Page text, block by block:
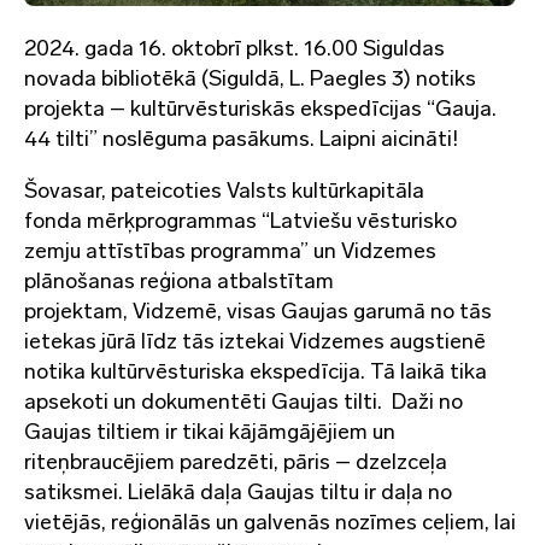
2024. gada 16. oktobrī plkst. 16.00 Siguldas
novada bibliotēkā (Siguldā, L. Paegles 3) notiks
projekta – kultūrvēsturiskās ekspedīcijas “Gauja.
44 tilti” noslēguma pasākums. Laipni aicināti!
Šovasar, pateicoties Valsts kultūrkapitāla
fonda mērķprogrammas “Latviešu vēsturisko
zemju attīstības programma” un Vidzemes
plānošanas reģiona atbalstītam
projektam, Vidzemē, visas Gaujas garumā no tās
ietekas jūrā līdz tās iztekai Vidzemes augstienē
notika kultūrvēsturiska ekspedīcija. Tā laikā tika
apsekoti un dokumentēti Gaujas tilti. Daži no
Gaujas tiltiem ir tikai kājāmgājējiem un
riteņbraucējiem paredzēti, pāris – dzelzceļa
satiksmei. Lielākā daļa Gaujas tiltu ir daļa no
vietējās, reģionālās un galvenās nozīmes ceļiem, lai